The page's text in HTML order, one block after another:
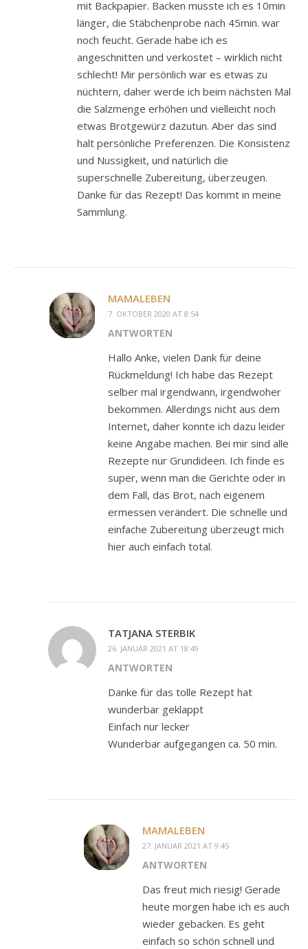
mit Backpapier. Backen musste ich es 10min
länger, die Stäbchenprobe nach 45min. war
noch feucht. Gerade habe ich es
angeschnitten und verkostet – wirklich nicht
schlecht! Mir persönlich war es etwas zu
nüchtern, daher werde ich beim nächsten Mal
die Salzmenge erhöhen und vielleicht noch
etwas Brotgewürz dazutun. Aber das sind
halt persönliche Preferenzen. Die Konsistenz
und Nussigkeit, und natürlich die
superschnelle Zubereitung, überzeugen.
Danke für das Rezept! Das kommt in meine
Sammlung.
MAMALEBEN
7. OKTOBER 2020 AT 8:54
ANTWORTEN
Hallo Anke, vielen Dank für deine
Rückmeldung! Ich habe das Rezept
selber mal irgendwann, irgendwoher
bekommen. Allerdings nicht aus dem
Internet, daher konnte ich dazu leider
keine Angabe machen. Bei mir sind alle
Rezepte nur Grundideen. Ich finde es
super, wenn man die Gerichte oder in
dem Fall, das Brot, nach eigenem
ermessen verändert. Die schnelle und
einfache Zubereitung überzeugt mich
hier auch einfach total.
TATJANA STERBIK
26. JANUAR 2021 AT 18:49
ANTWORTEN
Danke für das tolle Rezept hat
wunderbar geklappt
Einfach nur lecker
Wunderbar aufgegangen ca. 50 min.
MAMALEBEN
27. JANUAR 2021 AT 9:45
ANTWORTEN
Das freut mich riesig! Gerade
heute morgen habe ich es auch
wieder gebacken. Es geht
einfach so schön schnell und